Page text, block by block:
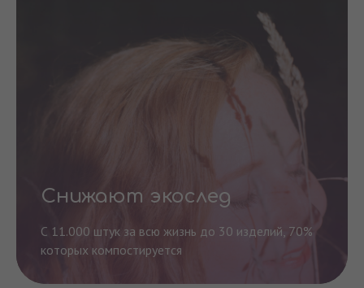
Снижают экослед
С 11.000 штук за всю жизнь до 30 изделий, 70%
которых компостируется